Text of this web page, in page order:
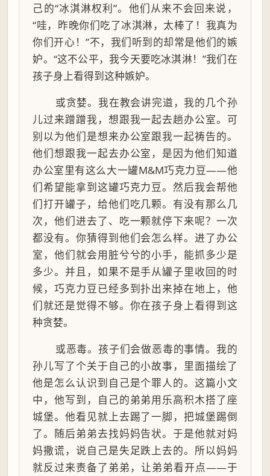
己的“冰淇淋权利”。他们从来不会回来说，
“哇，昨晚你们吃了冰淇淋，太棒了！我真为
你们开心！”不，我们听到的却常是他们的嫉
妒。“这不公平，我今天要吃冰淇淋！”我们在
孩子身上看得到这种嫉妒。
或贪婪。我在教会讲完道，我的几个孙
儿过来蹭蹭我，想跟我一起去趟办公室。可
别以为他们是想来办公室跟我一起祷告的。
他们想跟我一起去办公室，是因为他们知道
办公室里有这么大一罐M&M巧克力豆——他
们希望能拿到这罐巧克力豆。然后我会帮他
们打开罐子，给他们吃几颗。有没有那么几
次，他们进去了、吃一颗就停下来呢？一次
都没有。你猜得到他们会怎么样。进了办公
室，他们就会用脏兮兮的小手，能抓多少是
多少。并且，如果不是手从罐子里收回的时
候，巧克力豆已经多到扑出来掉在地上，他
们就还是觉得不够。你在孩子身上看得到这
种贪婪。
或恶毒。孩子们会做恶毒的事情。我的
孙儿写了个关于自己的小故事，里面描绘了
他是怎么认识到自己是个罪人的。这篇小文
中，他写到，自己的弟弟用乐高积木搭了座
城堡。他看见就上去踢了一脚，把城堡踢倒
了。随后弟弟去找妈妈告状。于是他就对妈
妈撒谎，说自己是失足跌上去的。所以妈妈
就反过来责备了弟弟，让弟弟看开点——于